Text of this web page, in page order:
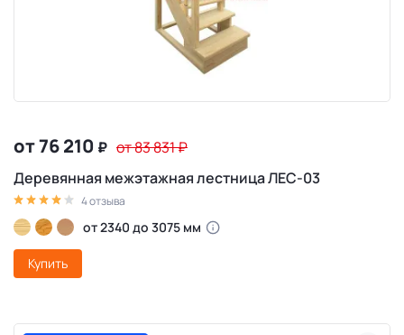
от 76 210 ₽ от 83 831₽
Деревянная межэтажная лестница ЛЕС-03
4 отзыва
от 2340 до 3075 мм
Купить